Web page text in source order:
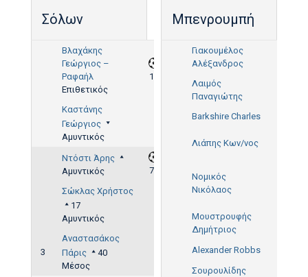
Σόλων
Βλαχάκης
Γεώργιος –
Ραφαήλ
Επιθετικός
18'
Καστάνης
Γεώργιος
Αμυντικός
Ντόστι Άρης
Αμυντικός
70'
Σώκλας Χρήστος
17
Αμυντικός
3
Αναστασάκος
Πάρις
40
Μέσος
Μπενρουμπή
Γιακουμέλος
Αλέξανδρος
Λαιμός
Παναγιώτης
Barkshire Charles
Λιάπης Κων/νος
Νομικός
Νικόλαος
Μουστρουφής
Δημήτριος
Alexander Robbs
Σουρουλίδης